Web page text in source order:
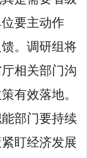
要主动作
。调研组将
相关部门沟
有效落地。
部门要持续
盯经济发展